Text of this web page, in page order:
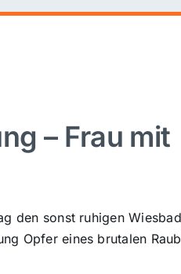
– Frau mit
den sonst ruhigen
Opfer eines brutalen